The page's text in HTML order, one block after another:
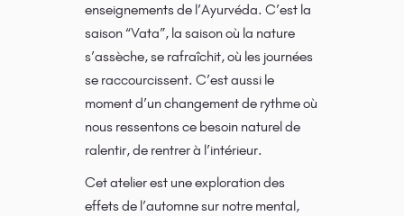
enseignements de l’Ayurvéda. C’est la
saison “Vata”, la saison où la nature
s’assèche, se rafraîchit, où les journées
se raccourcissent. C’est aussi le
moment d’un changement de rythme où
nous ressentons ce besoin naturel de
ralentir, de rentrer à l’intérieur.
Cet atelier est une exploration des
effets de l’automne sur notre mental,